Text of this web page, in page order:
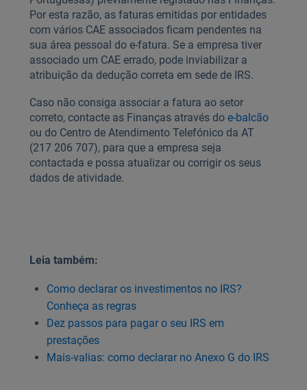
Por esta razão, as faturas emitidas por entidades
com vários CAE associados ficam pendentes na
sua área pessoal do e-fatura. Se a empresa tiver
associado um CAE errado, pode inviabilizar a
atribuição da dedução correta em sede de IRS.
Caso não consiga associar a fatura ao setor
correto, contacte as Finanças através do e-balcão
ou do Centro de Atendimento Telefónico da AT
(217 206 707), para que a empresa seja
contactada e possa atualizar ou corrigir os seus
dados de atividade.
Leia também:
Como declarar os investimentos no IRS?
Conheça as regras
Dez passos para pagar o seu IRS em
prestações
Mais-valias: como declarar no Anexo G do IRS